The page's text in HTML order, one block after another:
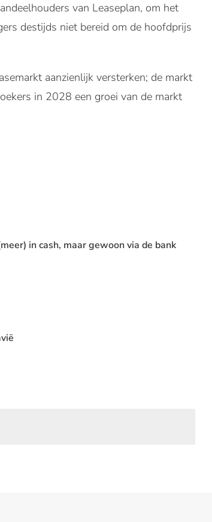
van Leaseplan, om het
destijds niet bereid om de hoofdprijs
aanzienlijk versterken; de markt
in 2028 een groei van de markt
in cash, maar gewoon via de bank